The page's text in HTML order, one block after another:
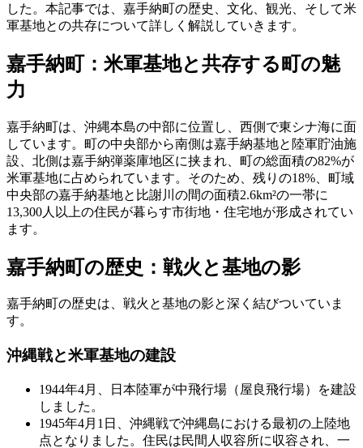
した。本記事では、嘉手納町の歴史、文化、観光、そして米
軍基地との共存について詳しく解説していきます。
嘉手納町：米軍基地と共存する町の魅
力
嘉手納町は、沖縄本島の中部に位置し、西側で東シナ海に面
しています。町の中央部から南側は嘉手納基地と陸軍貯油施
設、北側は嘉手納弾薬庫地区に挟まれ、町の総面積の82%が
米軍基地に占められています。そのため、残りの18%、町域
中央部の嘉手納基地と比謝川の間の面積2.6km²の一帯に
13,300人以上の住民が暮らす市街地・住宅地が形成されてい
ます。
嘉手納町の歴史：戦火と基地の影
嘉手納町の歴史は、戦火と基地の影と深く結びついていま
す。
沖縄戦と米軍基地の建設
1944年4月、日本陸軍が中飛行場（屋良飛行場）を建設
しました。
1945年4月1日、沖縄戦で沖縄島における最初の上陸地
点となりました。住民は民間人収容所に収容され、一